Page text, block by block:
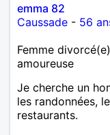
emma 82
Caussade - 56
Femme
amoureuse
Je cherche un
les randonnées,
restaurants.